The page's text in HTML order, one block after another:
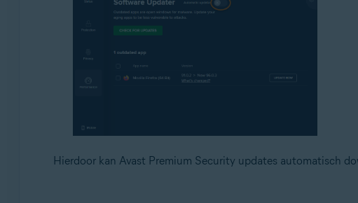
Hierdoor kan Avast Premium Security updates automatisch